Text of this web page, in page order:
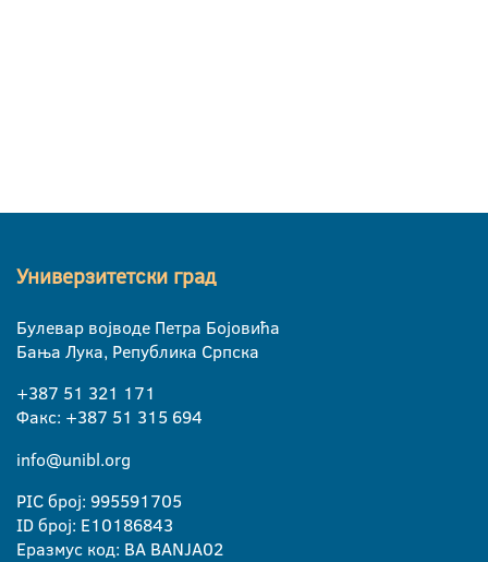
Универзитетски град
Булевар војводе Петра Бојовића
Бања Лука, Република Српска
+387 51 321 171
Факс: +387 51 315 694
info@unibl.org
PIC број: 995591705
ID број: E10186843
Еразмус код: BA BANJA02